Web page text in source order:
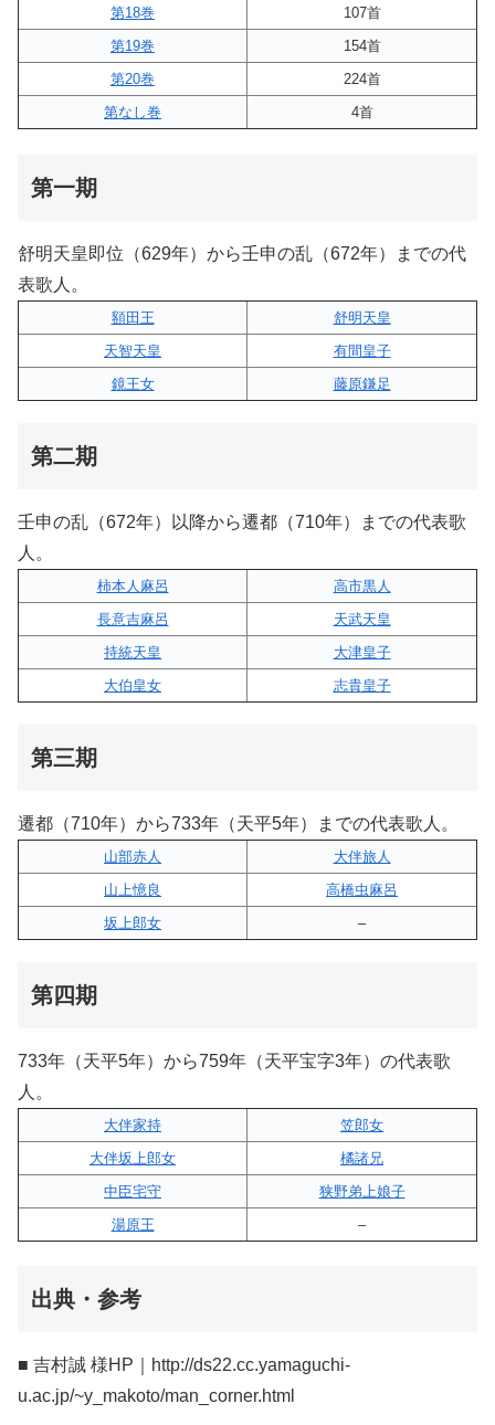
第18巻
107首
第19巻
154首
第20巻
224首
第なし巻
4首
第一期
舒明天皇即位（629年）から壬申の乱（672年）までの代
表歌人。
額田王
舒明天皇
天智天皇
有間皇子
鏡王女
藤原鎌足
第二期
壬申の乱（672年）以降から遷都（710年）までの代表歌
人。
柿本人麻呂
高市黒人
長意吉麻呂
天武天皇
持統天皇
大津皇子
大伯皇女
志貴皇子
第三期
遷都（710年）から733年（天平5年）までの代表歌人。
山部赤人
大伴旅人
山上憶良
高橋虫麻呂
坂上郎女
–
第四期
733年（天平5年）から759年（天平宝字3年）の代表歌
人。
大伴家持
笠郎女
大伴坂上郎女
橘諸兄
中臣宅守
狭野弟上娘子
湯原王
–
出典・参考
■ 吉村誠 様HP｜http://ds22.cc.yamaguchi-
u.ac.jp/~y_makoto/man_corner.html